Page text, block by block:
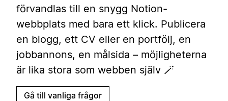
förvandlas till en snygg Notion-
webbplats med bara ett klick. Publicera
en blogg, ett CV eller en portfölj, en
jobbannons, en målsida – möjligheterna
är lika stora som webben själv 🪄
Gå till vanliga frågor